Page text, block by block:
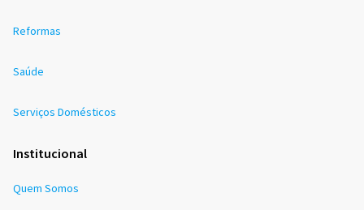
Reformas
Saúde
Serviços Domésticos
Institucional
Quem Somos